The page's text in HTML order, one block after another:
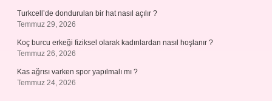
Turkcell’de dondurulan bir hat nasıl açılır ?
Temmuz 29, 2026
Koç burcu erkeği fiziksel olarak kadınlardan nasıl hoşlanır ?
Temmuz 26, 2026
Kas ağrısı varken spor yapılmalı mı ?
Temmuz 24, 2026